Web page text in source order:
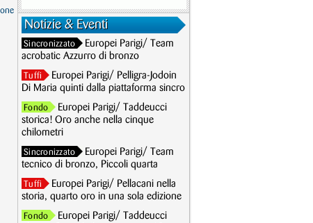
Notizie & Eventi
Sincronizzato
Europei Parigi/ Team
acrobatic Azzurro di bronzo
Tuffi
Europei Parigi/ Pelligra-Jodoin
Di Maria quinti dalla piattaforma sincro
Fondo
Europei Parigi/ Taddeucci
storica! Oro anche nella cinque
chilometri
Sincronizzato
Europei Parigi/ Team
tecnico di bronzo, Piccoli quarta
Tuffi
Europei Parigi/ Pellacani nella
storia, quarto oro in una sola edizione
Fondo
Europei Parigi/ Taddeucci